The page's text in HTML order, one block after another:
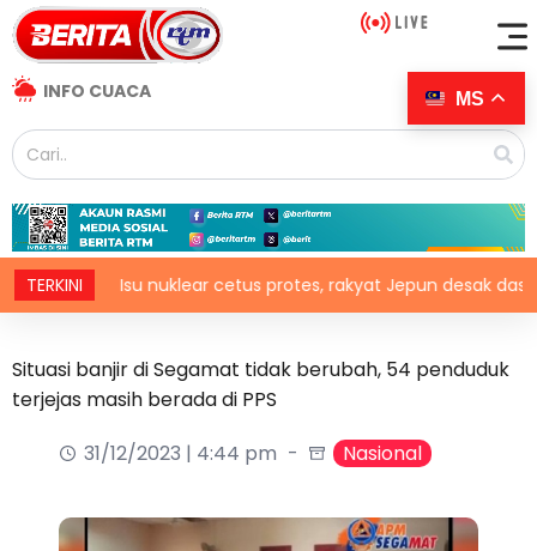
INFO CUACA
TERKINIIsu nuklear cetus protes, rakyat Jepun desak dasar dikaji
Situasi banjir di Segamat tidak berubah, 54 penduduk
terjejas masih berada di PPS
31/12/2023 | 4:44 pm
Nasional
MS